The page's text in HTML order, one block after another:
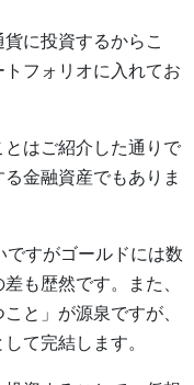
に投資するからこ
フォリオに入れてお
はご紹介した通りで
金融資産でもありま
ですがゴールドには数
も歴然です。また、
と」が源泉ですが、
て完結します。